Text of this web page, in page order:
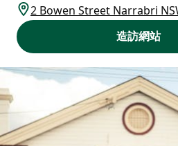
2 Bowen Street Narrabri
造訪網站